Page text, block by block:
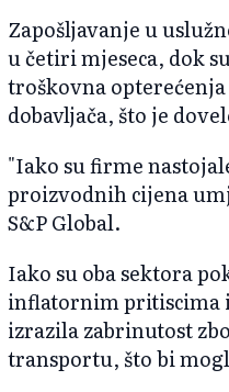
Zapošljavanje u
u četiri mjeseca, dok
troškovna
dobavljača, što je
"Iako su firme
proizvodnih cijena
S&P Global.
Iako su oba sektora
inflatornim pritiscima
izrazila zabrinutost
transportu, što bi